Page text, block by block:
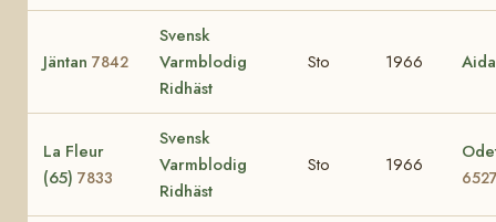
Jäntan 7842
Svensk
Varmblodig
Ridhäst
Sto 1966
La Fleur
(65) 7833
Svensk
Varmblodig
Ridhäst
Sto 1966